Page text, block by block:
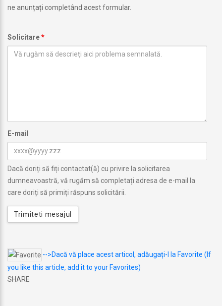
ne anunțați completând acest formular.
Solicitare*
E-mail
Dacă doriți să fiți contactat(ă) cu privire la solicitarea
dumneavoastră, vă rugăm să completați adresa de e-mail la
care doriți să primiți răspuns solicitării.
-->Dacă vă place acest articol, adăugați-l la Favorite (If
you like this article, add it to your Favorites)
SHARE